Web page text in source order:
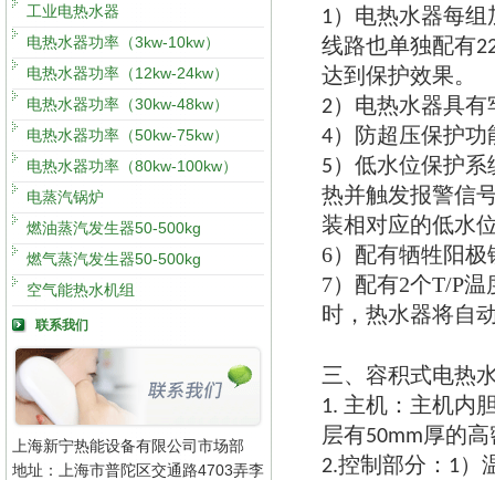
工业电热水器
电热水器功率（3kw-10kw）
电热水器功率（12kw-24kw）
电热水器功率（30kw-48kw）
电热水器功率（50kw-75kw）
电热水器功率（80kw-100kw）
电蒸汽锅炉
燃油蒸汽发生器50-500kg
燃气蒸汽发生器50-500kg
空气能热水机组
联系我们
上海新宁热能设备有限公司市场部
地址：上海市普陀区交通路4703弄李
1） 电热水器每组
线路也单独配有
达到保护效果。
2） 电热水器具
4） 防超压保护功
5） 低水位保护系
热并触发报警信
装相对应的低水
6） 配有牺牲阳极
7） 配有2个T/P温
时 ， 热水器将自
三 、 容积式电热
1. 主机 ： 主机内
层有50mm厚的
2.控制部分 ： 1）